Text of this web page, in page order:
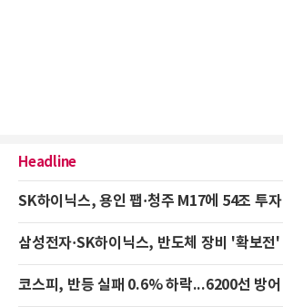
Headline
SK하이닉스, 용인 팹·청주 M17에 54조 투자
삼성전자·SK하이닉스, 반도체 장비 '확보전'
코스피, 반등 실패 0.6% 하락...6200선 방어